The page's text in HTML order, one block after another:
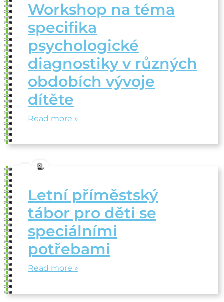
Workshop na téma
specifika
psychologické
diagnostiky v různých
obdobích vývoje
dítěte
Read more »
Letní příměstský
tábor pro děti se
speciálními
potřebami
Read more »